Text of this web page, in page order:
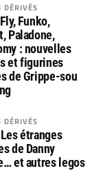
DÉRIVÉS
Funko,
Paladone,
: nouvelles
et figurines
de Grippe-sou
DÉRIVÉS
Les étranges
de Danny
et autres legos